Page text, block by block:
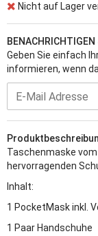
Nicht auf Lager
BENACHRICHTIGEN
Geben Sie einfach
informieren, wenn
Taschenmaske
hervorragenden
Inhalt:
1 PocketMask inkl.
1 Paar Handschuhe